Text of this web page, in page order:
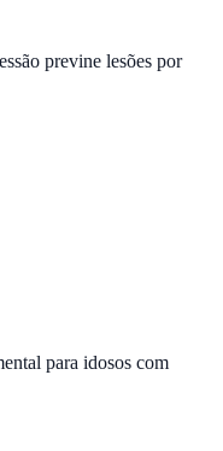
previne lesões por
para idosos com